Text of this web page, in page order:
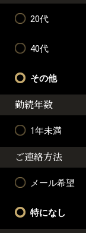
20代
40代
その他
勤続年数
1年未満
ご連絡方法
メール希望
特になし